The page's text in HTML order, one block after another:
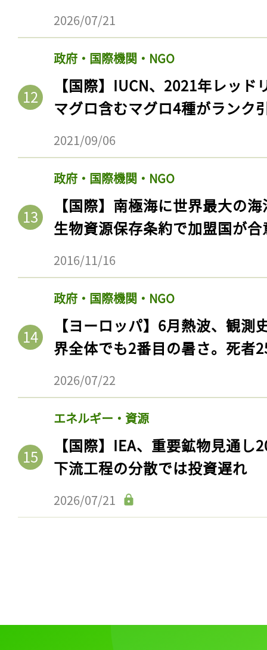
エネルギー・資源
【タイ】JERAとタイ発電公社
リューチェーン構築で覚書締結
2026/07/21
政府・国際機関・NGO
【国際】IUCN、2021年レッド
マグロ含むマグロ4種がランク
2021/09/06
政府・国際機関・NGO
【国際】南極海に世界最大の
生物資源保存条約で加盟国が合
2016/11/16
政府・国際機関・NGO
【ヨーロッパ】6月熱波、観測
界全体でも2番目の暑さ。死者
2026/07/22
エネルギー・資源